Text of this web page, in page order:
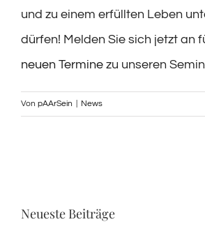
und zu einem erfüllten Leben
dürfen! Melden Sie sich jetzt an
neuen Termine zu unseren
Von pAArSein News
Neueste Beiträge